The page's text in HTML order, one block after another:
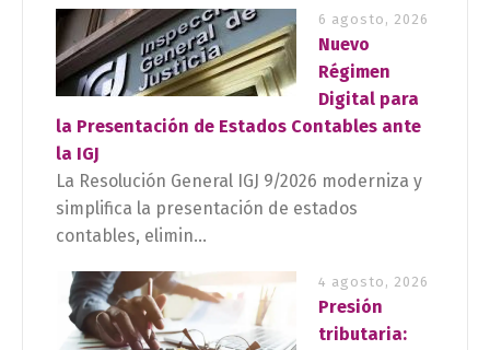
6 agosto, 2026
Nuevo
Régimen
Digital para
la Presentación de Estados Contables ante
la IGJ
La Resolución General IGJ 9/2026 moderniza y
simplifica la presentación de estados
contables, elimin...
4 agosto, 2026
Presión
tributaria: